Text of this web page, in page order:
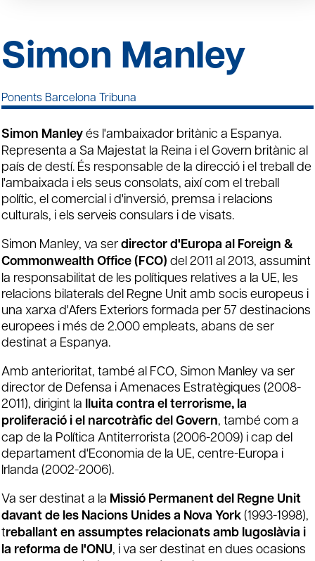
Simon Manley
Ponents Barcelona Tribuna
Simon Manleyés l'ambaixador britànic a Espanya.
Representa a Sa Majestat la Reina i el Govern britànic al
país de destí. És responsable de la direcció i el treball de
l'ambaixada i els seus consolats, així com el treball
polític, el comercial i d'inversió, premsa i relacions
culturals, i els serveis consulars i de visats.
Simon Manley, va serdirector d'Europa al Foreign &
Commonwealth Office (FCO) del 2011 al 2013, assumint
la responsabilitat de les polítiques relatives a la UE, les
relacions bilaterals del Regne Unit amb socis europeus i
una xarxa d'Afers Exteriors formada per 57 destinacions
europees i més de 2.000 empleats, abans de ser
destinat a Espanya.
Amb anterioritat, també al FCO, Simon Manley va ser
director de Defensa i Amenaces Estratègiques (2008-
2011), dirigint la lluita contra el terrorisme, la
proliferació i el narcotràfic del Govern, també com a
cap de la Política Antiterrorista (2006-2009) i cap del
departament d'Economia de la UE, centre-Europa i
Irlanda (2002-2006).
Va ser destinat a la Missió Permanent del Regne Unit
davant de les Nacions Unides a Nova York(1993-1998),
treballant en assumptes relacionats amb Iugoslàvia i
la reforma de l'ONU, i va ser destinat en dues ocasions